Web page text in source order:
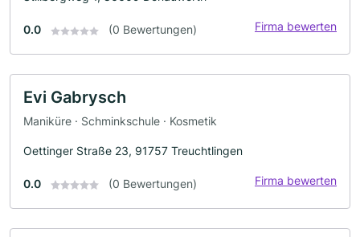
0.0 (0 Bewertungen) Firma bewerten
Evi Gabrysch
Maniküre · Schminkschule · Kosmetik
Oettinger Straße 23, 91757 Treuchtlingen
0.0 (0 Bewertungen) Firma bewerten